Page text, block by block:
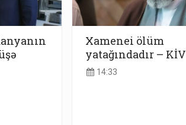
Xamenei ölüm
yatağındadır – KİV
14:33